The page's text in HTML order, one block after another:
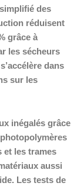
des
réduisent
grâce à
les sécheurs
dans
sur les
inégalés grâce
et les trames
aussi
Les tests de